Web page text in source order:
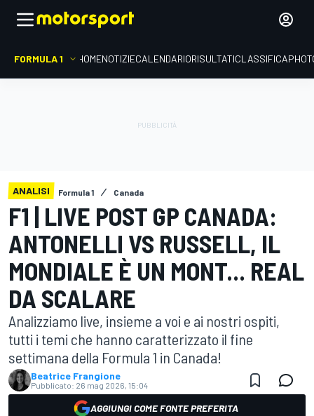
FORMULA 1 HOMENOTIZIECALENDARIORISULTATICLASSIFICA
ANALISI Formula 1 Canada
F1 | LIVE POST GP CANADA:
ANTONELLI VS RUSSELL, IL
MONDIALE È UN MONT... REAL
DA SCALARE
Analizziamo live, insieme a voi e ai nostri ospiti,
tutti i temi che hanno caratterizzato il fine
settimana della Formula 1 in Canada!
Beatrice Frangione
Pubblicato: 26 mag 2026, 15:04
AGGIUNGI COME FONTE PREFERITA